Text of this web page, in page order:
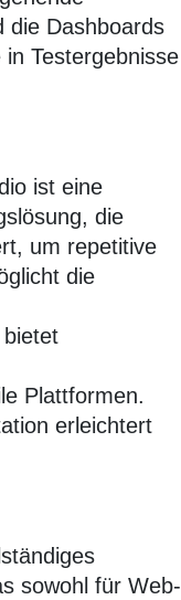
die Dashboards
Testergebnisse
ist eine
die
um repetitive
die
Plattformen.
erleichtert
sowohl für Web-